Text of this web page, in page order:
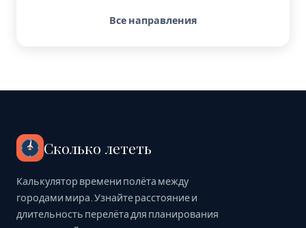
Все направления
Сколько лететь
Калькулятор времени полёта между
городами мира. Узнайте расстояние и
длительность перелёта для планирования